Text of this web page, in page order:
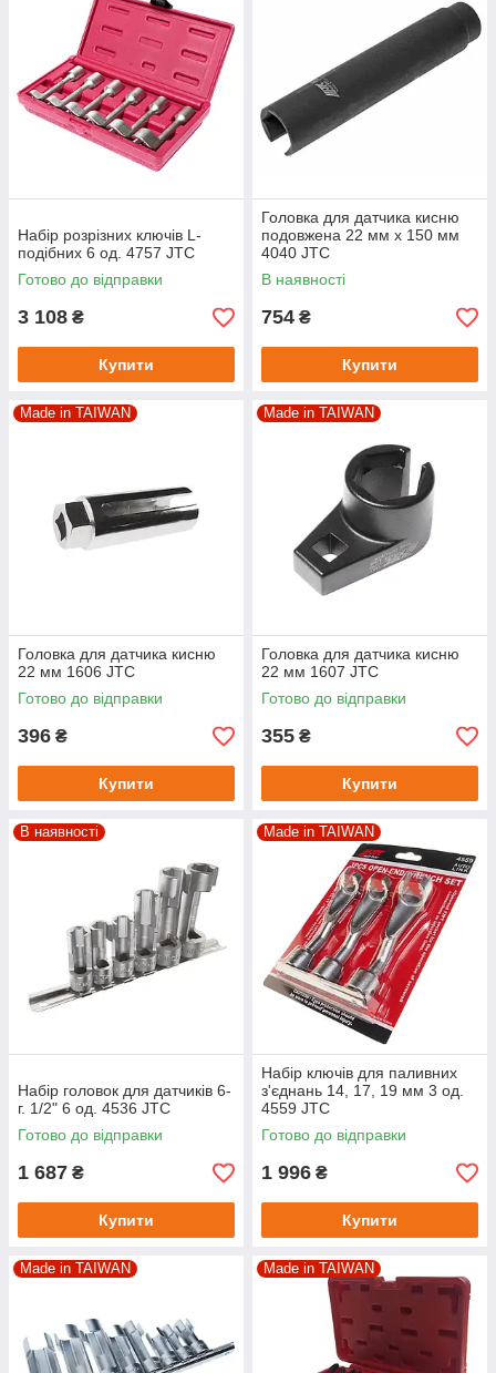
Набір розрізних ключів L-
подібних 6 од. 4757 JTC
Готово до відправки
3 108 ₴
Купити
Головка для датчика кисню
подовжена 22 мм x 150 мм
4040 JTC
В наявності
754 ₴
Купити
Made in TAIWAN
Головка для датчика кисню
22 мм 1606 JTC
Готово до відправки
396 ₴
Купити
Made in TAIWAN
Головка для датчика кисню
22 мм 1607 JTC
Готово до відправки
355 ₴
Купити
В наявності
Набір головок для датчиків 6-
г. 1/2" 6 од. 4536 JTC
Готово до відправки
1 687 ₴
Купити
Made in TAIWAN
Набір ключів для паливних
з'єднань 14, 17, 19 мм 3 од.
4559 JTC
Готово до відправки
1 996 ₴
Купити
Made in TAIWAN Made in TAIWAN